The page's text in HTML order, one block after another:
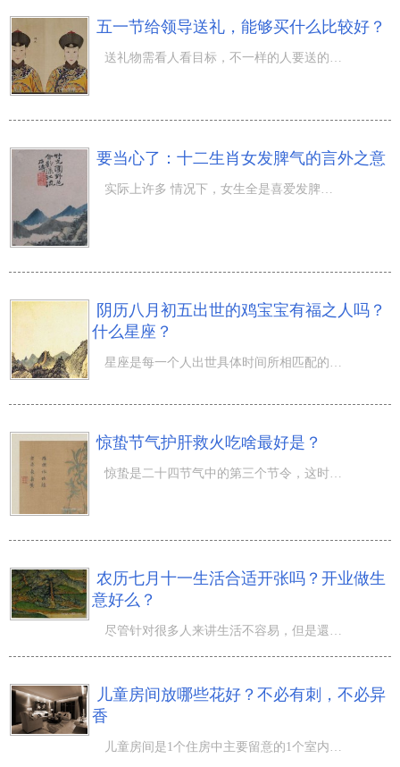
五一节给领导送礼，能够买什么比较好？
要当心了：十二生肖女发脾气的言外之意
阴历八月初五出世的鸡宝宝有福之人吗？
什么星座？
惊蛰节气护肝救火吃啥最好是？
惊蛰是二十四节气中的第三个节令，这时候气温升高得较快，气温乍暖还寒转变巨大，因此 惊蛰养生要相互配合
农历七月十一生活合适开张吗？开业做生
意好么？
儿童房间放哪些花好？不必有刺，不必异
香